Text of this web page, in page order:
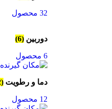
32 محصول
دوربین (6)
6 محصول
دما و رطویت (12)
12 محصول